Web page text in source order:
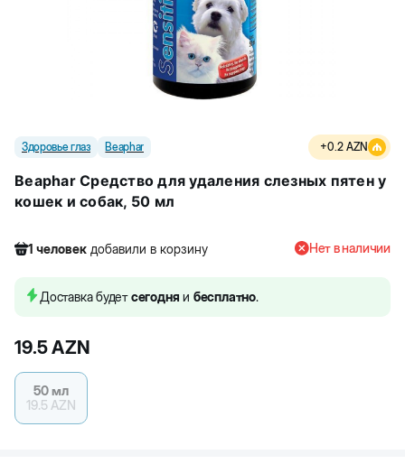
Здоровье глаз Beaphar +0.2 AZN
Beaphar Средство для удаления слезных пятен у
кошек и собак, 50 мл
1 человек добавили в корзину
1 человек добавили в корзину
Нет в наличии
Доставка будетсегодня и бесплатно.
19.5AZN
50 мл
19.5 AZN